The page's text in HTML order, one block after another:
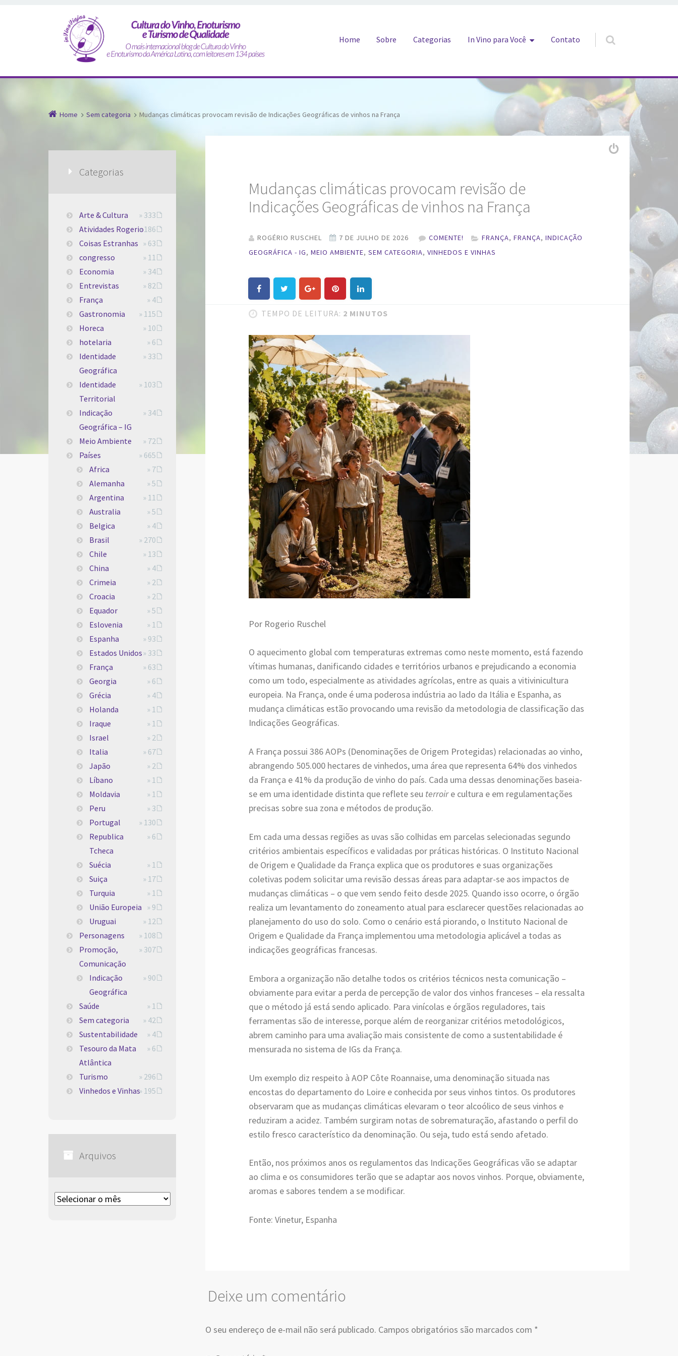
Home Sobre Categorias In Vino para Você Contato
Home Sem categoria Mudanças climáticas provocam revisão de Indicações Geográficas de vinhos na França
Mudanças climáticas provocam revisão de
Indicações Geográficas de vinhos na França
ROGÉRIO RUSCHEL COMENTE! FRANÇA,FRANÇA,INDICAÇÃO
GEOGRÁFICA - IG,MEIO AMBIENTE,SEM CATEGORIA,VINHEDOS E VINHAS
TEMPO DE LEITURA: 2 MINUTOS
Por Rogerio Ruschel
O aquecimento global com temperaturas extremas como neste momento, está fazendo
vítimas humanas, danificando cidades e territórios urbanos e prejudicando a economia
como um todo, especialmente as atividades agrícolas, entre as quais a vitivinicultura
europeia. Na França, onde é uma poderosa indústria ao lado da Itália e Espanha, as
mudança climáticas estão provocando uma revisão da metodologia de classificação das
Indicações Geográficas.
A França possui 386 AOPs (Denominações de Origem Protegidas) relacionadas ao vinho,
abrangendo 505.000 hectares de vinhedos, uma área que representa 64% dos vinhedos
da França e 41% da produção de vinho do país. Cada uma dessas denominações baseia-
se em uma identidade distinta que reflete seu terroire cultura e em regulamentações
precisas sobre sua zona e métodos de produção.
Em cada uma dessas regiões as uvas são colhidas em parcelas selecionadas segundo
critérios ambientais específicos e validadas por práticas históricas. O Instituto Nacional
de Origem e Qualidade da França explica que os produtores e suas organizações
coletivas podem solicitar uma revisão dessas áreas para adaptar-se aos impactos de
mudanças climáticas – o que vem sendo feito desde 2025. Quando isso ocorre, o órgão
realiza um levantamento do zoneamento atual para esclarecer questões relacionadas ao
planejamento do uso do solo. Como o cenário está piorando, o Instituto Nacional de
Origem e Qualidade da França implementou uma metodologia aplicável a todas as
indicações geográficas francesas.
Embora a organização não detalhe todos os critérios técnicos nesta comunicação –
obviamente para evitar a perda de percepção de valor dos vinhos franceses – ela ressalta
que o método já está sendo aplicado. Para vinícolas e órgãos reguladores, tais
ferramentas são de interesse, porque além de reorganizar critérios metodológicos,
abrem caminho para uma avaliação mais consistente de como a sustentabilidade é
mensurada no sistema de IGs da França.
Um exemplo diz respeito à AOP Côte Roannaise, uma denominação situada nas
encostas do departamento do Loire e conhecida por seus vinhos tintos. Os produtores
observaram que as mudanças climáticas elevaram o teor alcoólico de seus vinhos e
reduziram a acidez. Também surgiram notas de sobrematuração, afastando o perfil do
estilo fresco característico da denominação. Ou seja, tudo está sendo afetado.
Então, nos próximos anos os regulamentos das Indicações Geográficas vão se adaptar
ao clima e os consumidores terão que se adaptar aos novos vinhos. Porque, obviamente,
aromas e sabores tendem a se modificar.
Fonte: Vinetur, Espanha
Deixe um comentário
O seu endereço de e-mail não será publicado. Campos obrigatórios são marcados com *
Categorias
Arte & Cultura
» 333
Atividades Rogerio» 186
Coisas Estranhas » 63
congresso
» 11
Economia
» 34
Entrevistas
» 82
França
» 4
Gastronomia
» 115
Horeca
» 10
hotelaria
» 6
Identidade
Geográfica
» 33
Identidade
Territorial
» 103
Indicação
Geográfica – IG
» 34
Meio Ambiente
» 72
Países
» 665
Africa
» 7
Alemanha
» 5
Argentina
» 11
Australia
» 5
Belgica
» 4
Brasil
» 270
Chile
» 13
China
» 4
Crimeia
» 2
Croacia
» 2
Equador
» 5
Eslovenia
» 1
Espanha
» 93
Estados Unidos» 33
França
» 63
Georgia
» 6
Grécia
» 4
Holanda
» 1
Iraque
» 1
Israel
» 2
Italia
» 67
Japão
» 2
Líbano
» 1
Moldavia
» 1
Peru
» 3
Portugal
» 130
Republica
Tcheca
» 6
Suécia
» 1
Suiça
» 17
Turquia
» 1
União Europeia » 9
Uruguai
» 12
Personagens
» 108
Promoção,
Comunicação
» 307
Indicação
Geográfica
» 90
Saúde
» 1
Sem categoria
» 42
Sustentabilidade
» 4
Tesouro da Mata
Atlântica
» 6
Turismo
» 296
Vinhedos e Vinhas» 195
Arquivos